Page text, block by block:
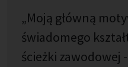
„Moją główną
świadomego
ścieżki zawodowej